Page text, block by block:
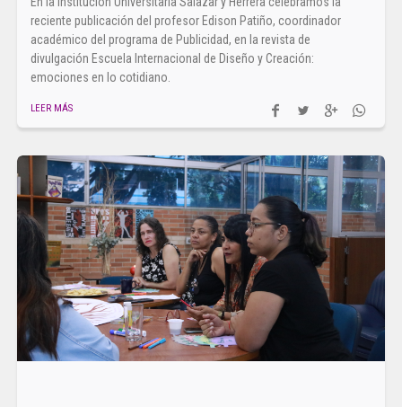
reciente publicación del profesor Edison Patiño, coordinador
académico del programa de Publicidad, en la revista de
divulgación Escuela Internacional de Diseño y Creación:
emociones en lo cotidiano.
LEER MÁS